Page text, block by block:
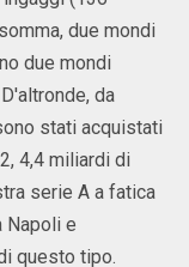
due mondi
due mondi
da
stati acquistati
4,4 miliardi di
serie A a fatica
Napoli e
questo tipo.